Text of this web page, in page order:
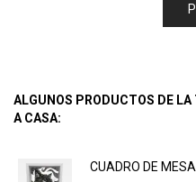
ALGUNOS PRODUCTOS DE
A CASA:
CUADRO DE